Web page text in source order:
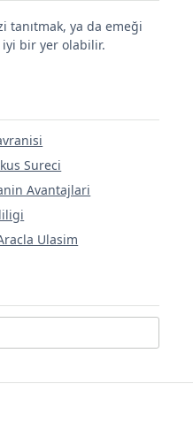
tanıtmak, ya da emeği
bir yer olabilir.
Sureci
Avantajlari
Ulasim